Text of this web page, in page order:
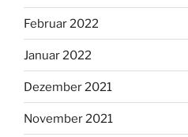
Februar 2022
Januar 2022
Dezember 2021
November 2021